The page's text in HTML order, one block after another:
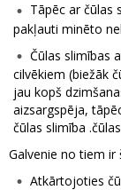
Tāpēc ar čūlas
pakļauti minēto
Čūlas slimības
cilvēkiem (biežāk
jau kopš
aizsargspēja,
čūlas slimība
Galvenie no tiem ir
Atkārtojoties